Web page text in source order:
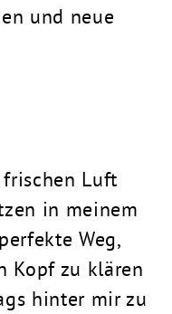
und neue
Luft
in meinem
Weg,
Kopf zu klären
hinter mir zu